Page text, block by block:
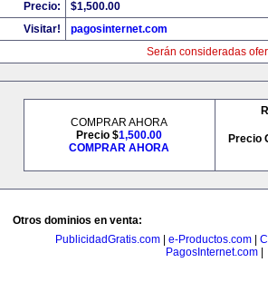
Precio:
$1,500.00
Visitar!
pagosinternet.com
Serán consideradas
COMPRAR AHORA
Precio $1,500.00
COMPRAR AHORA
Precio
Otros dominios en venta:
PublicidadGratis.com
e-Productos.com
PagosInternet.com